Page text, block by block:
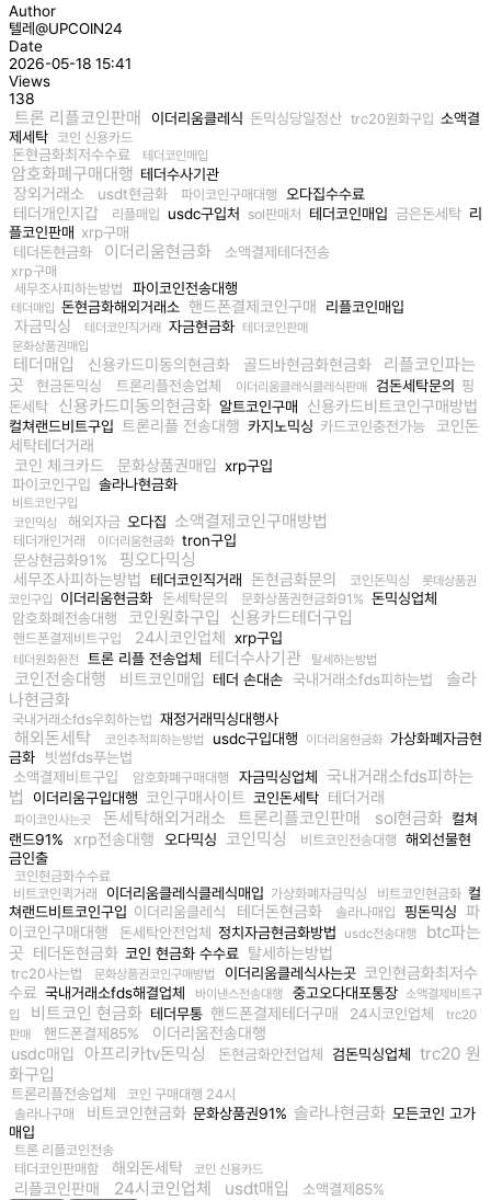
Author
텔레@UPCOIN24
Date
2026-05-18 15:41
Views
138
트론 리플코인판매 이더리움클레식 돈믹싱당일정산 trc20원화구입 소액결
제세탁 코인 신용카드
돈현금화최저수수료 테더코인매입
암호화폐구매대행 테더수사기관
장외거래소 usdt현금화 파이코인구매대행 오다집수수료
테더개인지갑 리플매입 usdc구입처 sol판매처 테더코인매입 금은돈세탁 리
플코인판매 xrp구매
테더돈현금화
이더리움현금화 소액결제테더전송
xrp구매
세무조사피하는방법
파이코인전송대행
테더매입 돈현금화해외거래소 핸드폰결제코인구매 리플코인매입
자금믹싱 테더코인직거래 자금현금화 테더코인판매
문화상품권매입
테더매입 신용카드미동의현금화 골드바현금화현금화
리플코인파는
곳
현금돈믹싱 트론리플전송업체 이더리움클레식클레식판매 검돈세탁문의
핑
돈세탁
신용카드미동의현금화 알트코인구매 신용카드비트코인구매방법
컬쳐랜드비트구입 트론리플 전송대행 카지노믹싱 카드코인충전가능
코인돈
세탁테더거래
코인 체크카드
문화상품권매입 xrp구입
파이코인구입 솔라나현금화
비트코인구입
코인믹싱
해외자금 오다집 소액결제코인구매방법
테더개인거래 이더리움현금화 tron구입
문상현금화91%
핑오다믹싱
세무조사피하는방법 테더코인직거래 돈현금화문의 코인돈믹싱
롯데상품권
코인구입
이더리움현금화 돈세탁문의 문화상품권현금화91% 돈믹싱업체
암호화폐전송대행
코인원화구입 신용카드테더구입
핸드폰결제비트구입 24시코인업체 xrp구입
테더원화환전 트론 리플 전송업체 테더수사기관 탈세하는방법
코인전송대행 비트코인매입 테더 손대손 국내거래소fds피하는법
솔라
나현금화
국내거래소fds우회하는법 재정거래믹싱대행사
해외돈세탁 코인추적피하는방법 usdc구입대행 이더리움현금화 가상화폐자금현
금화
빗썸fds푸는법
소액결제비트구입
암호화폐구매대행 자금믹싱업체
국내거래소fds피하는
법
이더리움구입대행 코인구매사이트 코인돈세탁 테더거래
파이코인사는곳 돈세탁해외거래소 트론리플코인판매 sol현금화 컬쳐
랜드91%
xrp전송대행 오다믹싱 코인믹싱 비트코인전송대행 해외선물현
금인출
코인현금화수수료
비트코인퀵거래
이더리움클레식클레식매입 가상화폐자금믹싱 비트코인현금화 컬
쳐랜드비트코인구입 이더리움클레식 테더돈현금화 솔라나매입 핑돈믹싱 파
이코인구매대행
돈세탁안전업체 정치자금현금화방법 usdc전송대행
btc파는
곳 테더돈현금화 코인 현금화 수수료 탈세하는방법
trc20사는법 문화상품권코인구매방법 이더리움클레식사는곳 코인현금화최저수
수료 국내거래소fds해결업체 바이낸스전송대행 중고오다대포통장 소액결제비트구
입
비트코인 현금화 테더무통 핸드폰결제테더구매 24시코인업체
trc20
판매
핸드폰결제85%
이더리움전송대행
usdc매입
아프리카tv돈믹싱 돈현금화안전업체 검돈믹싱업체
trc20 원
화구입
트론리플전송업체
코인 구매대행 24시
솔라나구매
비트코인현금화 문화상품권91% 솔라나현금화 모든코인 고가
매입
트론 리플코인전송
테더코인판매함
해외돈세탁 코인 신용카드
리플코인판매 24시코인업체 usdt매입 소액결제85%